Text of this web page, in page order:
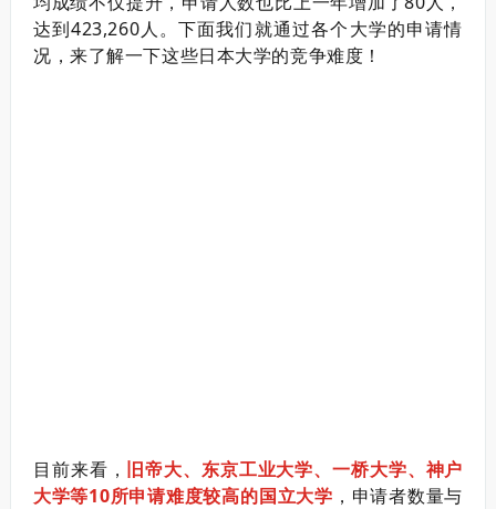
达到423,260人。下面我们就通过各个大学的申请情
况，来了解一下这些日本大学的竞争难度！
目前来看， 旧帝大、东京工业大学、一桥大学、神户
大学等10所申请难度较高的国立大学 ，申请者数量与